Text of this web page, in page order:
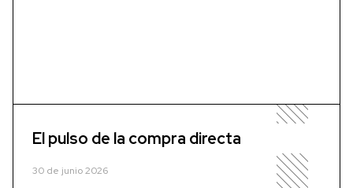
El pulso de la compra directa
30 de junio 2026